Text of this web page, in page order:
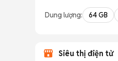
Dung lượng: 64 GB
Siêu thị điện tử